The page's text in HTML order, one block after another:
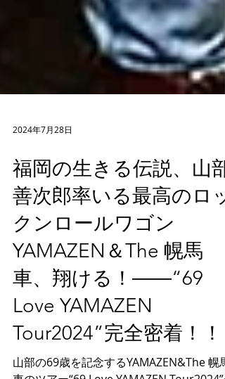
2024年7月28日
福岡の生きる伝説、山部
善次郎率いる最高のロッ
クンロールワゴン
YAMAZEN＆The 幌馬
車、翔ける！――“69
Love YAMAZEN
Tour2024”完全密着！！